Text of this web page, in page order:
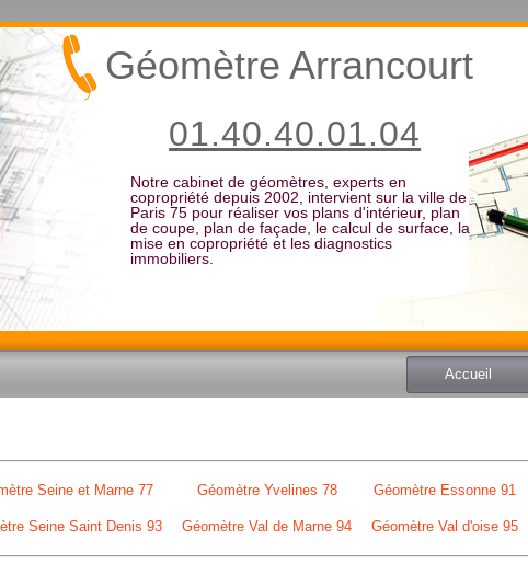
Notre cabinet de géomètres, experts en
copropriété depuis 2002, intervient sur la ville de
Paris 75 pour réaliser vos plans d'intérieur, plan
de coupe, plan de façade, le calcul de surface, la
mise en copropriété et les diagnostics
immobiliers.
Géomètre Arrancourt
01.40.40.01.04
Accueil
Seine et Marne 77 Géomètre Yvelines 78 Géomètre Essonne 91
Seine Saint Denis 93 Géomètre Val de Marne 94 Géomètre Val d'oise 95